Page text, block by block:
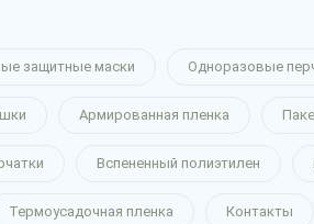
защитные маски Одноразовые
Армированная пленка
Вспененный полиэтилен
Термоусадочная пленка Контакты